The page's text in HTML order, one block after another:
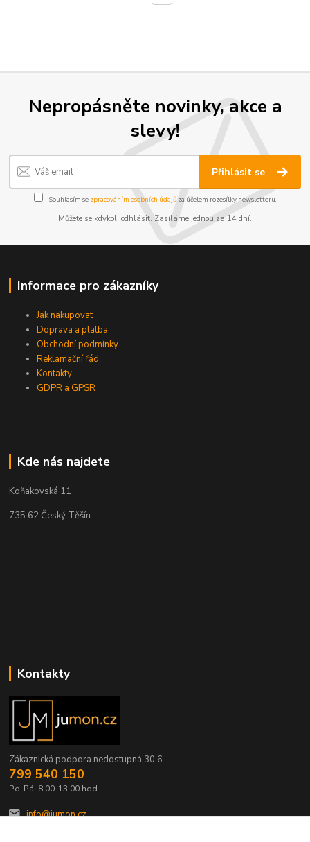
Nepropásněte novinky, akce a
slevy!
Přihlásit se
Souhlasím se zpracováním osobních údajůza účelem rozesílky newsletteru.
Můžete se kdykoli odhlásit. Zasíláme jednou za 14 dní.
Informace pro zákazníky
Jak nakupovat
Doprava a platba
Obchodní podmínky
Reklamační řád
Kontakty
GDPR a GPSR
Kde nás najdete
Koňakovská 11
735 62 Český Těšín
Kontakty
Zákaznická podpora nedostupná 30.6.
799 540 150
Po-Pá: 8:00-13:00 hod.
info@jumon.cz